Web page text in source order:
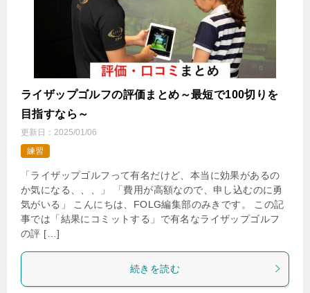
ライザップゴルフの評価まとめ～最短で100切りを
目指すなら～
更新日： 2025/01/06
練習
「ライザップゴルフって有名だけど、本当に効果があるの
か気になる、、、」 「費用が高額なので、申し込むのに勇
気がいる」 こんにちは、FOLG編集部のみきです。 この記
事では「結果にコミットする」で有名なライザップゴルフ
の評 […]
続きを読む